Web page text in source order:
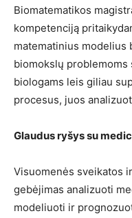
Biomatematikos
kompetenciją
matematinius modelius
biomokslų problemoms
biologams leis giliau
procesus, juos
Glaudus ryšys su
Visuomenės sveikatos
gebėjimas analizuoti
modeliuoti ir